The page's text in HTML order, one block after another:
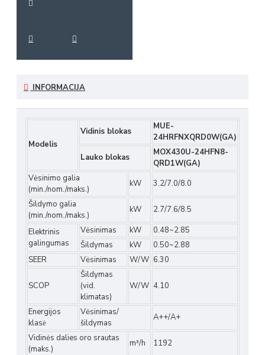
INFORMACIJA
Modelis
Vidinis blokas
MUE-
24HRFNXQRD0W(GA)
Lauko blokas
MOX430U-24HFN8-
QRD1W(GA)
Vėsinimo galia
(min./nom./maks.)
kW
3.2/7.0/8.0
Šildymo galia
(min./nom./maks.)
kW 2.7/7.6/8.5
Elektrinis
galingumas
Vėsinimas kW
0.48~2.85
Šildymas
kW
0.50~2.88
SEER
Vėsinimas W/W 6.30
SCOP
Šildymas
(vid.
klimatas)
W/W 4.10
Energijos
klasė
Vėsinimas/
šildymas
A++/A+
Vidinės dalies oro srautas
(maks.)
m³/h 1192